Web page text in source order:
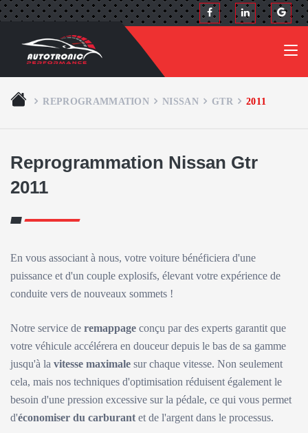
REPROGRAMMATION NISSAN GTR 2011
Reprogrammation Nissan Gtr
2011
En vous associant à nous, votre voiture bénéficiera d'une
puissance et d'un couple explosifs, élevant votre expérience de
conduite vers de nouveaux sommets !
Notre service de remappage conçu par des experts garantit que
votre véhicule accélérera en douceur depuis le bas de sa gamme
jusqu'à la vitesse maximale sur chaque vitesse. Non seulement
cela, mais nos techniques d'optimisation réduisent également le
besoin d'une pression excessive sur la pédale, ce qui vous permet
d'économiser du carburant et de l'argent dans le processus.